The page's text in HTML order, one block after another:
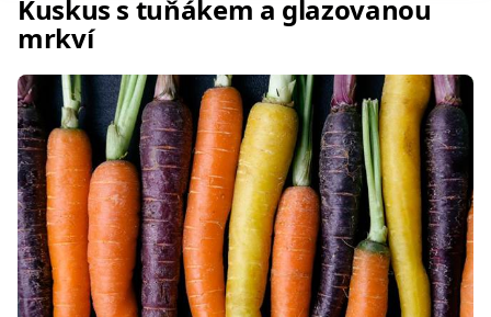
Kuskus s tuňákem a glazovanou
mrkví